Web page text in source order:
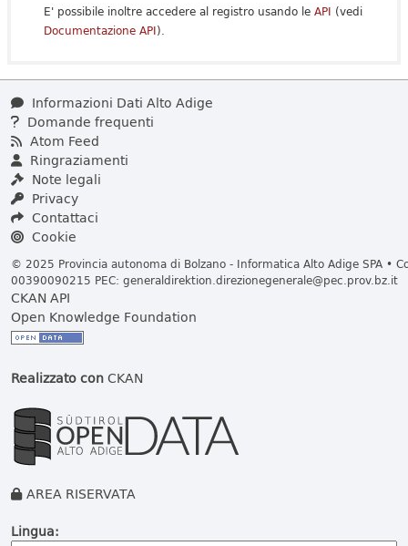
E' possibile inoltre accedere al registro usando le API (vedi
Documentazione API).
Informazioni Dati Alto Adige
Domande frequenti
Atom Feed
Ringraziamenti
Note legali
Privacy
Contattaci
Cookie
© 2025 Provincia autonoma di Bolzano - Informatica Alto Adige SPA •
00390090215 PEC: generaldirektion.direzionegenerale@pec.prov.bz.it
CKAN API
Open Knowledge Foundation
Realizzato conCKAN
AREA RISERVATA
Lingua